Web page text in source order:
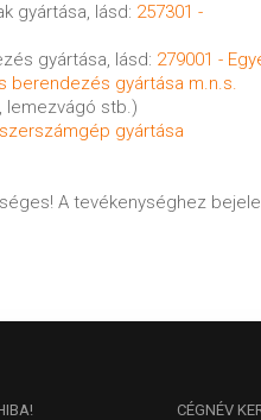
gyártása, lásd: 257301 -
gyártása, lásd: 279001 -
berendezés gyártása m.n.s.
lemezvágó stb.)
gyártása
A tevékenységhez
CÉGNÉV